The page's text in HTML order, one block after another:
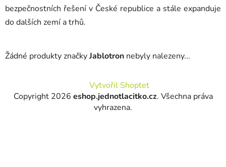
bezpečnostních řešení v České republice a stále expanduje
do dalších zemí a trhů.
Žádné produkty značkyJablotron nebyly nalezeny...
Vytvořil Shoptet
Copyright 2026 eshop.jednotlacitko.cz. Všechna práva
vyhrazena.